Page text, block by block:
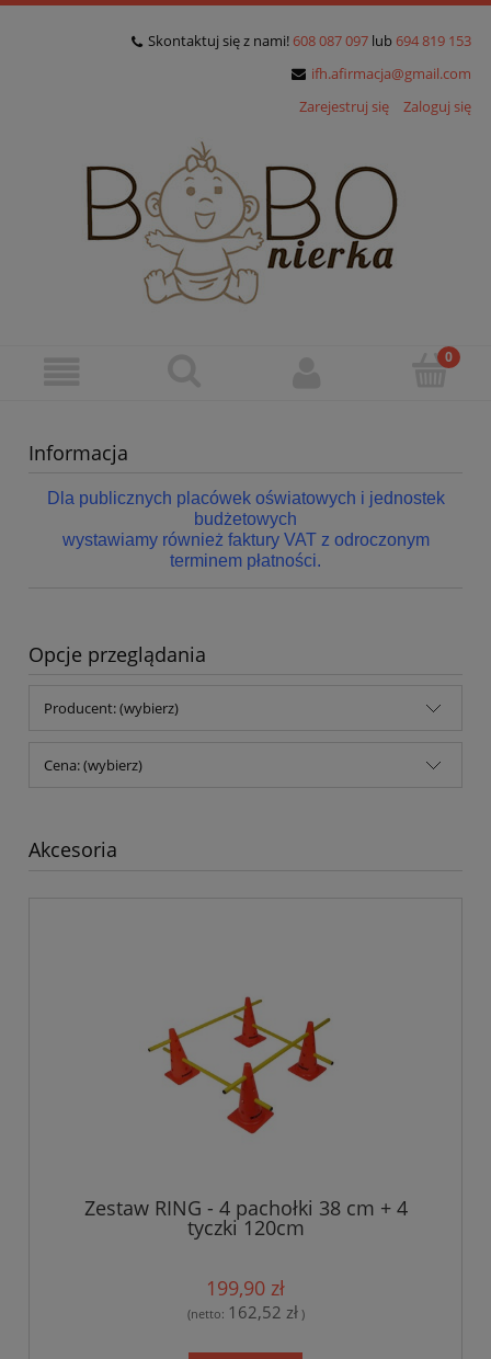
Skontaktuj się z nami! 608 087 097 lub 694 819 153
ifh.afirmacja@gmail.com
Zarejestruj się
Zaloguj się
Informacja
Dla publicznych placówek oświatowych i jednostek
budżetowych
wystawiamy również faktury VAT z odroczonym
terminem płatności.
Opcje przeglądania
Producent: (wybierz)
Cena: (wybierz)
Akcesoria
Zestaw RING - 4 pachołki 38 cm + 4
tyczki 120cm
199,90 zł
(netto: 162,52 zł)